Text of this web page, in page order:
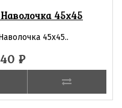
45х45
45х45..
₽